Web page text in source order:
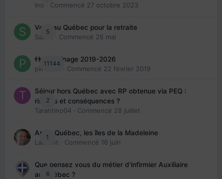
Ino · Commencé 27 octobre 2023
5
Venir au Québec pour la retraite
Sab74
· Commencé 26 mai
11144
👬 Parrainage 2019-2026
piinoush · Commencé 22 février 2019
2
Séjour hors Québec avec RP obtenue via PEQ :
risques et conséquences ?
Tarantino04 · Commencé 28 juillet
1
Arte : Québec, les îles de la Madeleine
Laurent · Commencé 16 juin
6
Que pensez vous du métier d'infirmier Auxiliaire
au Québec ?